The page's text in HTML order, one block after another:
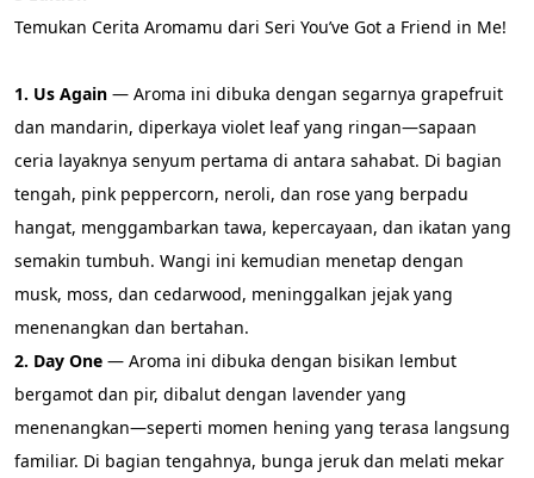
Temukan Cerita Aromamu dari Seri You’ve Got a Friend in Me!
1. Us Again — Aroma ini dibuka dengan segarnya grapefruit
dan mandarin, diperkaya violet leaf yang ringan—sapaan
ceria layaknya senyum pertama di antara sahabat. Di bagian
tengah, pink peppercorn, neroli, dan rose yang berpadu
hangat, menggambarkan tawa, kepercayaan, dan ikatan yang
semakin tumbuh. Wangi ini kemudian menetap dengan
musk, moss, dan cedarwood, meninggalkan jejak yang
menenangkan dan bertahan.
2. Day One — Aroma ini dibuka dengan bisikan lembut
bergamot dan pir, dibalut dengan lavender yang
menenangkan—seperti momen hening yang terasa langsung
familiar. Di bagian tengahnya, bunga jeruk dan melati mekar